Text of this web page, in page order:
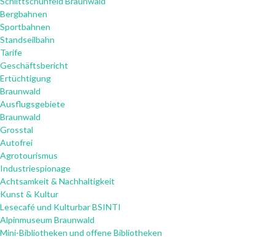
Bergbahnen
Sportbahnen
Standseilbahn
Tarife
Geschäftsbericht
Ertüchtigung
Braunwald
Ausflugsgebiete
Braunwald
Grosstal
Autofrei
Agrotourismus
Industriespionage
Achtsamkeit & Nachhaltigkeit
Kunst & Kultur
Lesecafé und Kulturbar BSINTI
Alpinmuseum Braunwald
Mini-Bibliotheken und offene Bibliotheken